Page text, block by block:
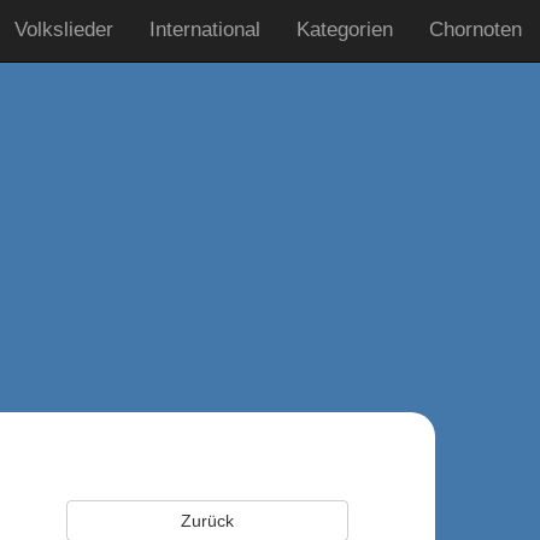
Volkslieder International Kategorien Chornoten
Zurück